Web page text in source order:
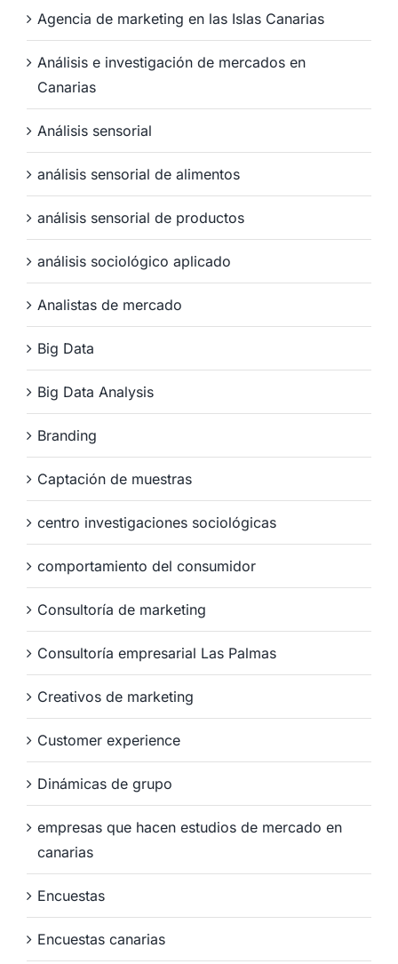
Agencia de marketing en las Islas Canarias
Análisis e investigación de mercados en
Canarias
Análisis sensorial
análisis sensorial de alimentos
análisis sensorial de productos
análisis sociológico aplicado
Analistas de mercado
Big Data
Big Data Analysis
Branding
Captación de muestras
centro investigaciones sociológicas
comportamiento del consumidor
Consultoría de marketing
Consultoría empresarial Las Palmas
Creativos de marketing
Customer experience
Dinámicas de grupo
empresas que hacen estudios de mercado en
canarias
Encuestas
Encuestas canarias